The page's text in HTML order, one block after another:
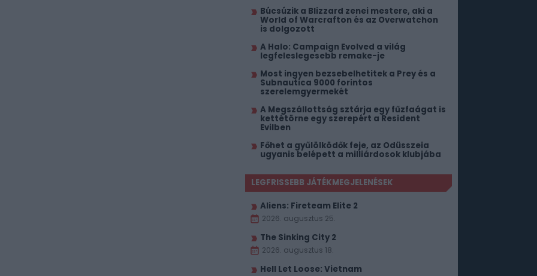
Búcsúzik a Blizzard zenei mestere, aki a
World of Warcrafton és az Overwatchon
is dolgozott
A Halo: Campaign Evolved a világ
legfeleslegesebb remake-je
Most ingyen bezsebelhetitek a Prey és a
Subnautica 9000 forintos
szerelemgyermekét
A Megszállottság sztárja egy fűzfaágat is
kettétörne egy szerepért a Resident
Evilben
Főhet a gyűlölködők feje, az Odüsszeia
ugyanis belépett a milliárdosok klubjába
LEGFRISSEBB JÁTÉKMEGJELENÉSEK
Aliens: Fireteam Elite 2
2026. augusztus 25.
The Sinking City 2
2026. augusztus 18.
Hell Let Loose: Vietnam